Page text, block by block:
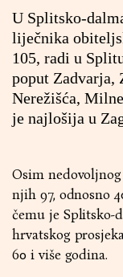
U Splitsko-
liječnika
105, radi u
poput Zadvarja,
Nerežišća,
je najlošija u
Osim
njih 97, odnosno
čemu je Splitsko-
hrvatskog
60 i više godina.